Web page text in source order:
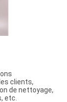
clients,
de nettoyage,
etc.